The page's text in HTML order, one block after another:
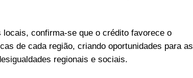
confirma-se que o crédito favorece o
de cada região, criando oportunidades para as
regionais e sociais.